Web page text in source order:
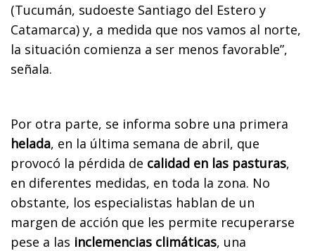
(Tucumán, sudoeste Santiago del Estero y
Catamarca) y, a medida que nos vamos al norte,
la situación comienza a ser menos favorable”,
señala.
Por otra parte, se informa sobre una primera
helada, en la última semana de abril, que
provocó la pérdida de calidad en las pasturas,
en diferentes medidas, en toda la zona. No
obstante, los especialistas hablan de un
margen de acción que les permite recuperarse
pese a las inclemencias climáticas, una